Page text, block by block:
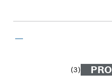
PRO
(3)